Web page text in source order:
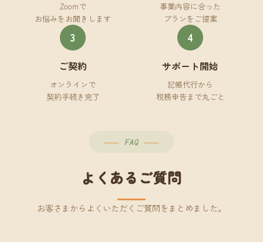
Zoomで
お悩みをお聞きします
事業内容に合った
プランをご提案
3
ご契約
オンラインで
契約手続き完了
4
サポート開始
記帳代行から
税務申告まで丸ごと
FAQ
よくあるご質問
お客さまからよくいただくご質問をまとめました。